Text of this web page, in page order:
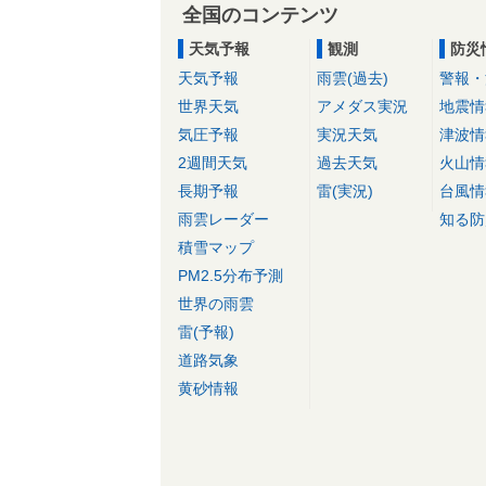
全国のコンテンツ
天気予報
天気予報
世界天気
気圧予報
2週間天気
長期予報
雨雲レーダー
積雪マップ
PM2.5分布予測
世界の雨雲
雷(予報)
道路気象
黄砂情報
観測
雨雲(過去)
アメダス実況
実況天気
過去天気
雷(実況)
防災
警報
地震
津波
火山
台風
知る